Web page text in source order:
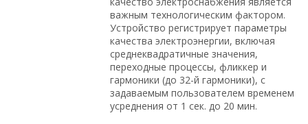
важным технологическим фактором.
Устройство регистрирует параметры
качества электроэнергии, включая
среднеквадратичные значения,
переходные процессы, фликкер и
гармоники (до 32-й гармоники), с
задаваемым пользователем временем
усреднения от 1 сек. до 20 мин.